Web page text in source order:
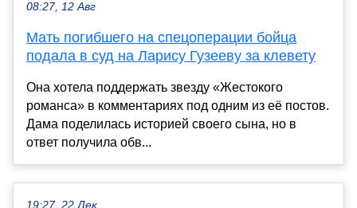
08:27, 12 Авг
Мать погибшего на спецоперации бойца
подала в суд на Ларису Гузееву за клевету
Она хотела поддержать звезду «Жестокого
романса» в комментариях под одним из её постов.
Дама поделилась историей своего сына, но в
ответ получила обв...
19:27, 22 Дек